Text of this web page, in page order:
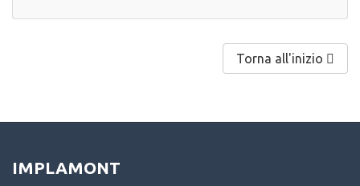
Torna all'inizio 
IMPLAMONT